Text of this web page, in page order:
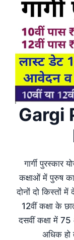
Gargi
गार्गी पुरस्कार
कक्षाओं में पुरुष
दोनों दो किस्तों
12वीं कक्षा के
दसवीं कक्षा में
अधिक हो